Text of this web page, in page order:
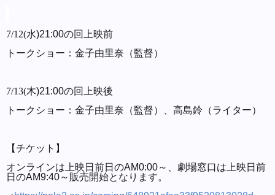
7/12(水)21:00の回上映前
トークショー：金子由里奈（監督）
7/13(木)21:00の回上映後
トークショー：金子由里奈（監督）、高島鈴（ライター）
【チケット】
オンラインは上映日前日のAM0:00～、劇場窓口は上映日前
日のAM9:40～販売開始となります。